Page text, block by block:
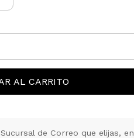
AL CARRITO
de Correo que elijas, en